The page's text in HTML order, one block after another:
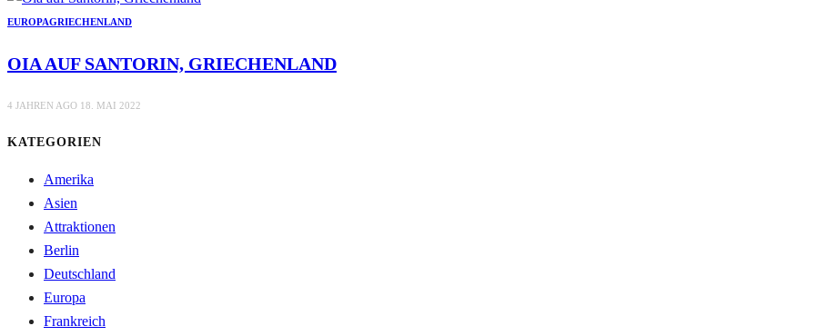
EUROPAGRIECHENLAND
OIA AUF SANTORIN, GRIECHENLAND
4 JAHREN AGO 18. MAI 2022
KATEGORIEN
Amerika
Asien
Attraktionen
Berlin
Deutschland
Europa
Frankreich